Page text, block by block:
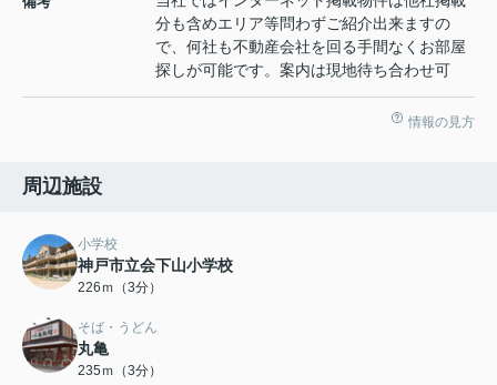
分も含めエリア等問わずご紹介出来ますの
で、何社も不動産会社を回る手間なくお部屋
探しが可能です。案内は現地待ち合わせ可
情報の見方
周辺施設
小学校
神戸市立会下山小学校
226ｍ（3分）
そば・うどん
丸亀
235ｍ（3分）